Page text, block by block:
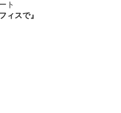
ト
ィスで』